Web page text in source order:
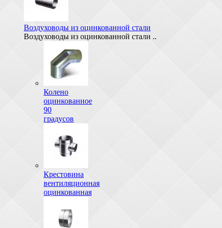
Воздуховоды из оцинкованной стали
Воздуховоды из оцинкованной стали ..
Колено
оцинкованное
90
градусов
Крестовина
вентиляционная
оцинкованная